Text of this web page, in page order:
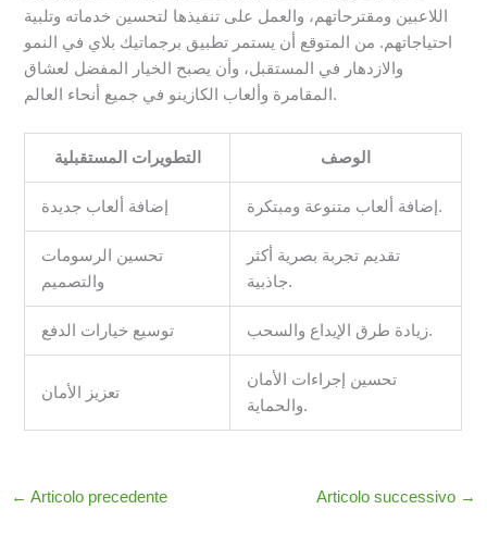
اللاعبين ومقترحاتهم، والعمل على تنفيذها لتحسين خدماته وتلبية
احتياجاتهم. من المتوقع أن يستمر تطبيق برجماتيك بلاي في النمو
والازدهار في المستقبل، وأن يصبح الخيار المفضل لعشاق
المقامرة وألعاب الكازينو في جميع أنحاء العالم.
التطويرات المستقبلية الوصف
إضافة ألعاب جديدة إضافة ألعاب متنوعة ومبتكرة.
تحسين الرسومات
والتصميم
تقديم تجربة بصرية أكثر
جاذبية.
توسيع خيارات الدفع زيادة طرق الإيداع والسحب.
تعزيز الأمان
تحسين إجراءات الأمان
والحماية.
← Articolo precedente Articolo successivo →